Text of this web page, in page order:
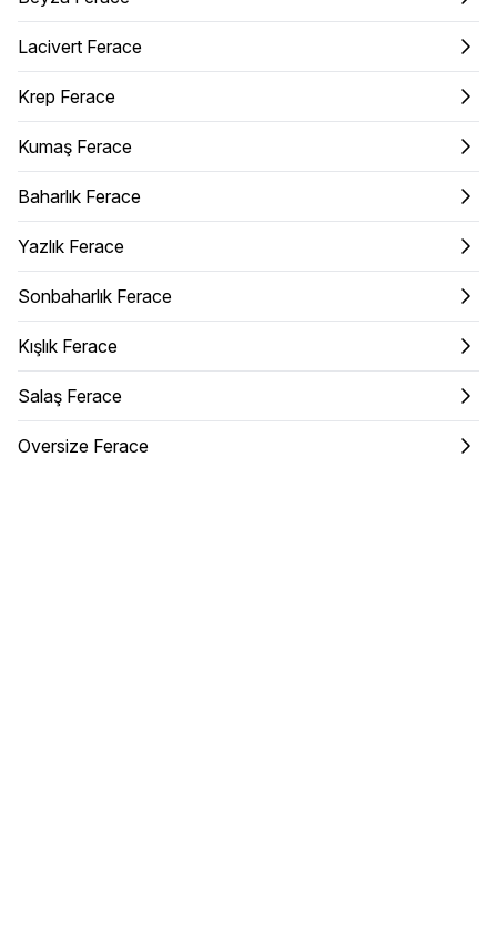
Lacivert Ferace
Krep Ferace
Kumaş Ferace
Baharlık Ferace
Yazlık Ferace
Sonbaharlık Ferace
Kışlık Ferace
Salaş Ferace
Oversize Ferace